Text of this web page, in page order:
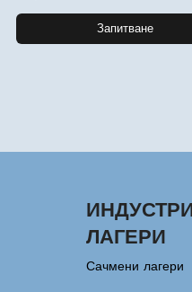
Запитване
ЛАГЕРИ
Сачмени лагери